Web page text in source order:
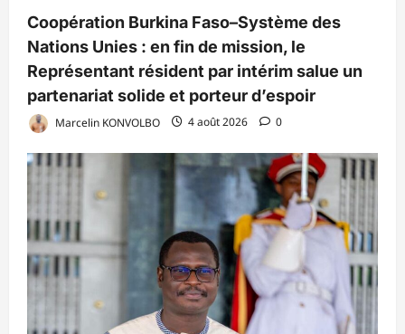
Coopération Burkina Faso–Système des
Nations Unies : en fin de mission, le
Représentant résident par intérim salue un
partenariat solide et porteur d’espoir
Marcelin KONVOLBO 4 août 2026 0